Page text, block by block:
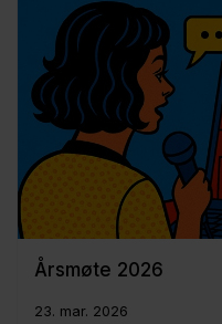
Årsmøte 2026
23. mar. 2026